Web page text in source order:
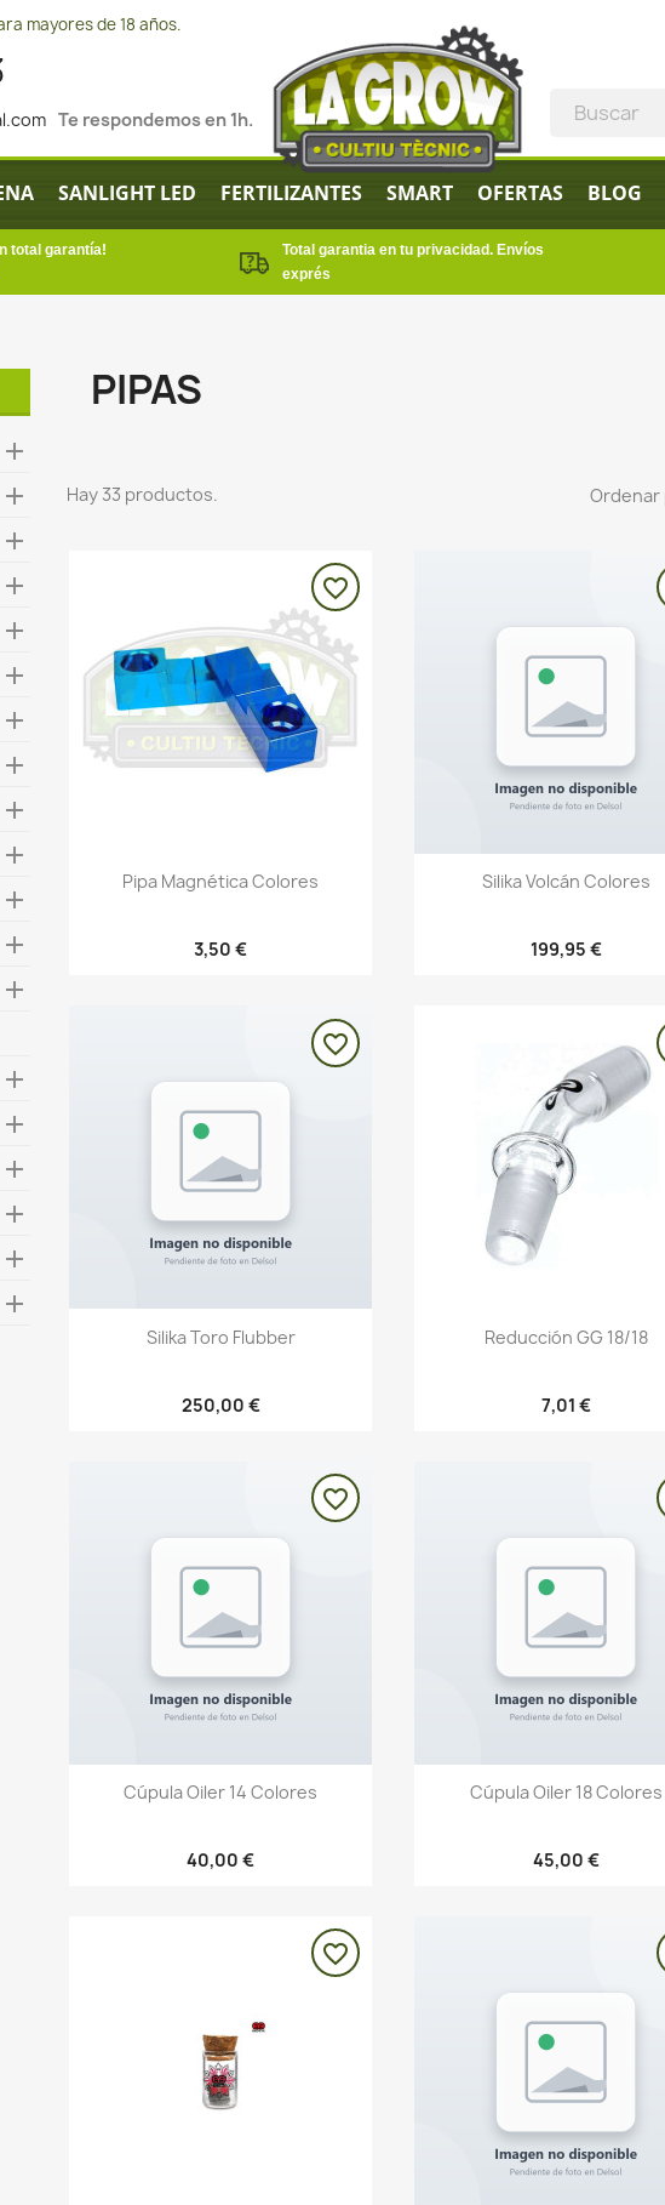
mayores de 18 años.
Te respondemos en 1h.
SANLIGHT LED FERTILIZANTES SMART OFERTAS BLOG
total garantía!
Total garantia en tu privacidad. Envíos
exprés



















PIPAS
Hay 33 productos. Ordenar
Vista rápida
Pipa Magnética Colores
3,50 €
favorite_border
Vista rápida
Silika Volcán Colores
199,95 €
Vista rápida
Silika Toro Flubber
250,00 €
favorite_border
Vista rápida
Reducción GG 18/18
7,01 €
Vista rápida
Cúpula Oiler 14 Colores
40,00 €
favorite_border
Vista rápida
Cúpula Oiler 18 Colores
45,00 €
favorite_border